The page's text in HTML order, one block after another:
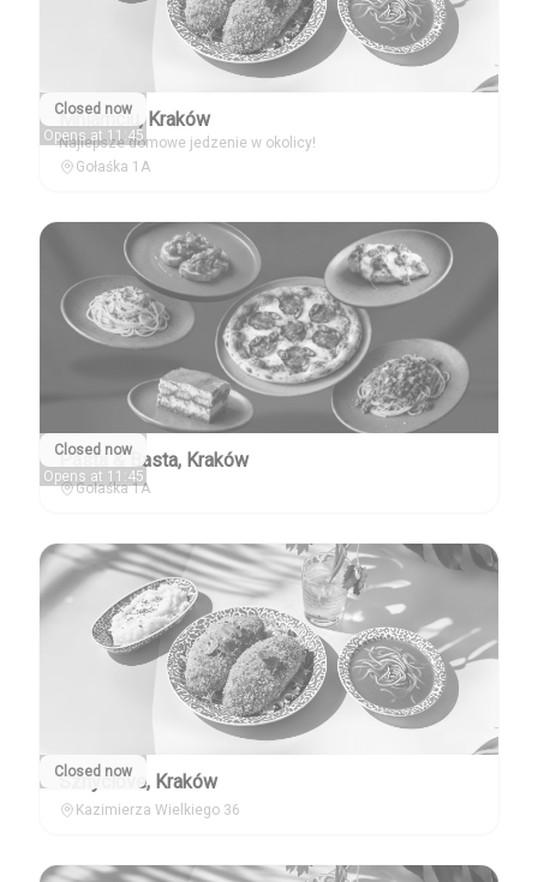
Closed now
Opens at 11:45
Mniamciu, Kraków
Najlepsze domowe jedzenie w okolicy!
Gołaśka 1A
Closed now
Opens at 11:45
Pasta & Basta, Kraków
Gołaśka 1A
Closed now
Sznyclove, Kraków
Kazimierza Wielkiego 36